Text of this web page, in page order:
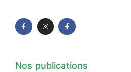
c
e
b
o
s
t
a
g
c
e
b
o
Nos publications